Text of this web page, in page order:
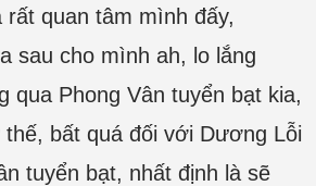
quan tâm mình đấy,
sau cho mình ah, lo lắng
qua Phong Vân tuyển bạt kia,
bất quá đối với Dương Lỗi
tuyển bạt, nhất định là sẽ